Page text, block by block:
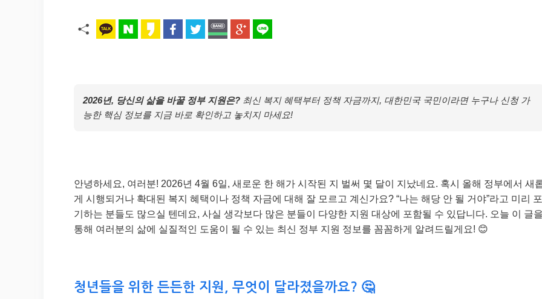
2026년, 당신의 삶을 바꿀 정부 지원은? 최신 복지 혜택부터 정책 자금까지, 대한민국 국민이라면 누구나 신청 가
능한 핵심 정보를 지금 바로 확인하고 놓치지 마세요!
안녕하세요, 여러분! 2026년 4월 6일, 새로운 한 해가 시작된 지 벌써 몇 달이 지났네요. 혹시 올해 정부에서 새
게 시행되거나 확대된 복지 혜택이나 정책 자금에 대해 잘 모르고 계신가요? “나는 해당 안 될 거야”라고 미리 포
기하는 분들도 많으실 텐데요, 사실 생각보다 많은 분들이 다양한 지원 대상에 포함될 수 있답니다. 오늘 이 글
통해 여러분의 삶에 실질적인 도움이 될 수 있는 최신 정부 지원 정보를 꼼꼼하게 알려드릴게요! 😊
청년들을 위한 든든한 지원, 무엇이 달라졌을까요? 🤔